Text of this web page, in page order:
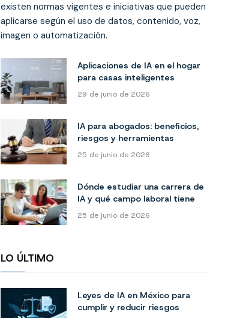
existen normas vigentes e iniciativas que pueden
aplicarse según el uso de datos, contenido, voz,
imagen o automatización.
Aplicaciones de IA en el hogar
para casas inteligentes
29 de junio de 2026
IA para abogados: beneficios,
riesgos y herramientas
25 de junio de 2026
Dónde estudiar una carrera de
IA y qué campo laboral tiene
25 de junio de 2026
LO ÚLTIMO
Leyes de IA en México para
cumplir y reducir riesgos